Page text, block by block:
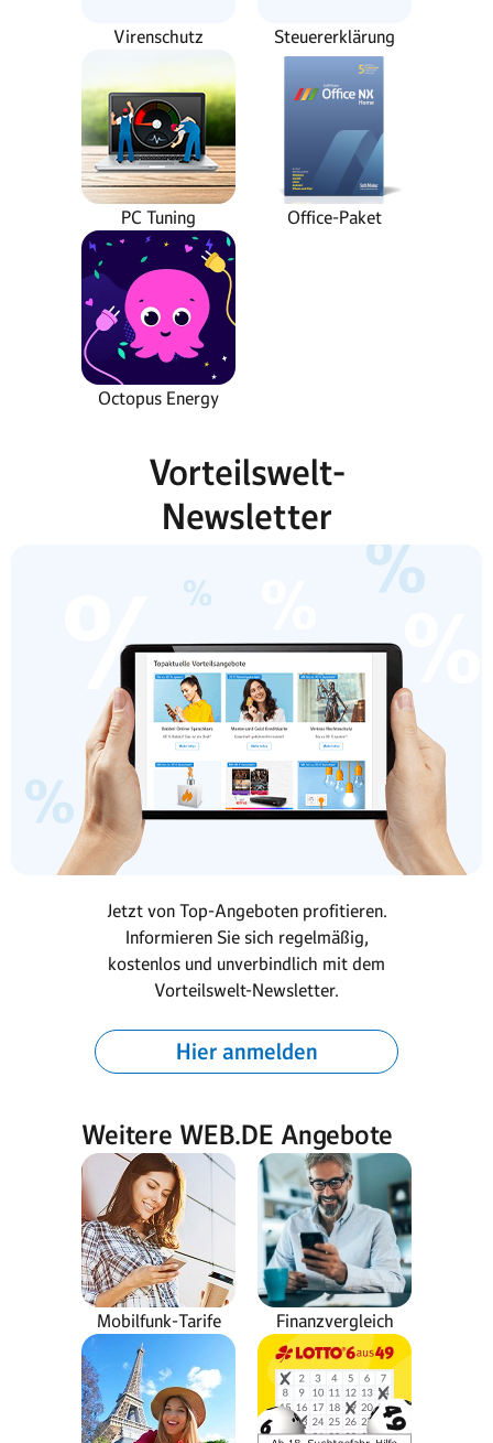
Virenschutz Steuererklärung
PC Tuning Office-Paket
Octopus Energy
Vorteilswelt-
Newsletter
Jetzt von Top-Angeboten profitieren.
Informieren Sie sich regelmäßig,
kostenlos und unverbindlich mit dem
Vorteilswelt-Newsletter.
Hier anmelden
Weitere WEB.DE Angebote
Mobilfunk-Tarife Finanzvergleich